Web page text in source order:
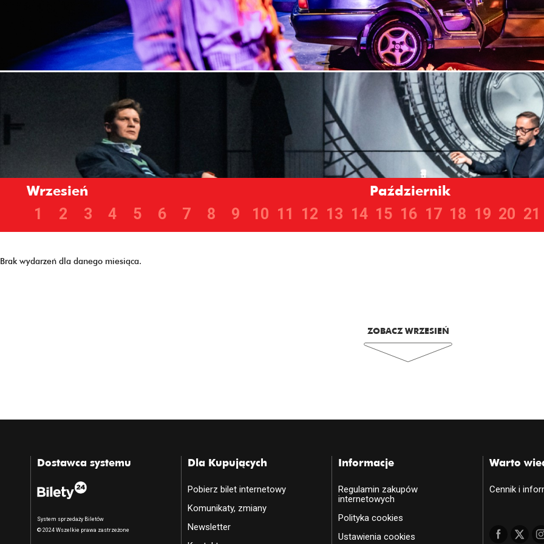
Wrzesień Październik
1 2 3 4 5 6 7 8 9 10 11 12 13 14 15 16 17 18 19 20 21
Brak wydarzeń dla danego miesiąca.
ZOBACZ WRZESIEŃ
Dostawca systemu
System sprzedaży Biletów
© 2024 Wszelkie prawa zastrzeżone
Dla Kupujących
Pobierz bilet internetowy
Komunikaty, zmiany
Newsletter
Informacje
Regulamin zakupów
internetowych
Polityka cookies
Ustawienia cookies
Warto
Cennik i